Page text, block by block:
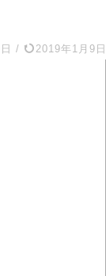
/ 2019年1月9日